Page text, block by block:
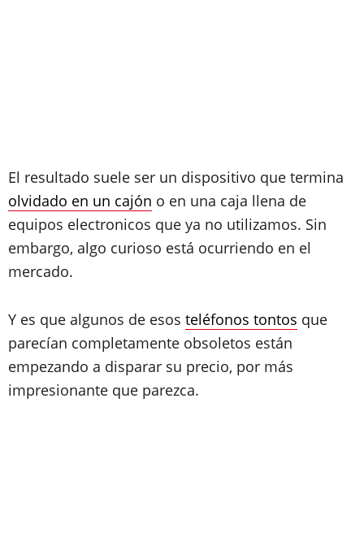
El resultado suele ser un dispositivo que termina
olvidado en un cajón o en una caja llena de
equipos electronicos que ya no utilizamos. Sin
embargo, algo curioso está ocurriendo en el
mercado.
Y es que algunos de esos teléfonos tontos que
parecían completamente obsoletos están
empezando a disparar su precio, por más
impresionante que parezca.